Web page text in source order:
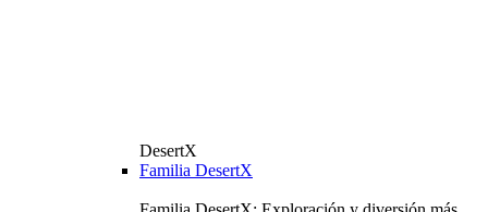
DesertX
Familia DesertX